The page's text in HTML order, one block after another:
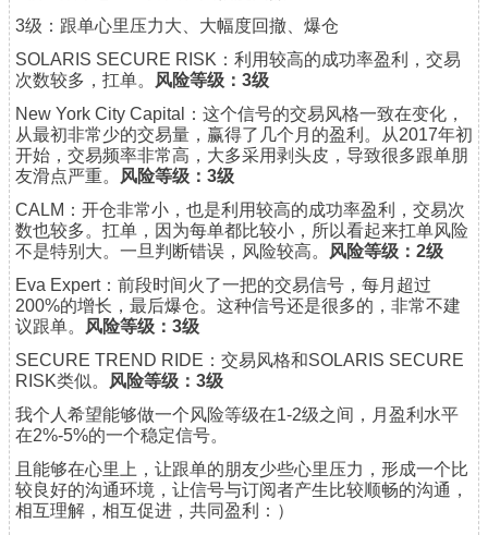
3级：跟单心里压力大、大幅度回撤、爆仓
SOLARIS SECURE RISK：利用较高的成功率盈利，交易
次数较多，扛单。
风险等级：3级
New York City Capital：这个信号的交易风格一致在变化，
从最初非常少的交易量，赢得了几个月的盈利。从2017年初
开始，交易频率非常高，大多采用剥头皮，导致很多跟单朋
友滑点严重。
风险等级：3级
CALM：开仓非常小，也是利用较高的成功率盈利，交易次
数也较多。扛单，因为每单都比较小，所以看起来扛单风险
不是特别大。一旦判断错误，风险较高。
风险等级：2级
Eva Expert：前段时间火了一把的交易信号，每月超过
200%的增长，最后爆仓。这种信号还是很多的，非常不建
议跟单。
风险等级：3级
SECURE TREND RIDE：交易风格和SOLARIS SECURE
RISK类似。
风险等级：3级
我个人希望能够做一个风险等级在1-2级之间，月盈利水平
在2%-5%的一个稳定信号。
且能够在心里上，让跟单的朋友少些心里压力，形成一个比
较良好的沟通环境，让信号与订阅者产生比较顺畅的沟通，
相互理解，相互促进，共同盈利：）